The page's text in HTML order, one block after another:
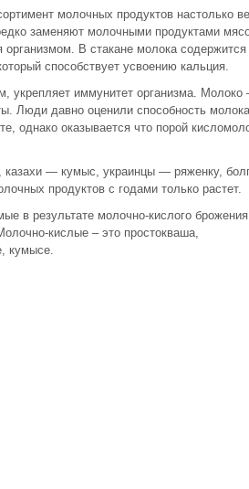
молочных продуктов настолько
заменяют молочными продуктами
В стакане молока содержится
способствует усвоению кальция.
укрепляет иммунитет организма. Молоко
Люди давно оценили способность молока
однако оказывается что порой
казахи — кумыс, украинцы — ряженку,
продуктов с годами только растет.
в результате молочно-кислого
кислые – это простокваша,
кумысе.